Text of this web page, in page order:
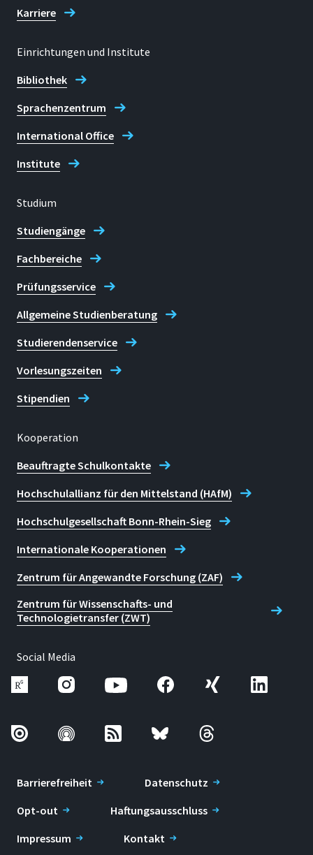
Karriere
Einrichtungen und Institute
Bibliothek
Sprachenzentrum
International Office
Institute
Studium
Studiengänge
Fachbereiche
Prüfungsservice
Allgemeine Studienberatung
Studierendenservice
Vorlesungszeiten
Stipendien
Kooperation
Beauftragte Schulkontakte
Hochschulallianz für den Mittelstand (HAfM)
Hochschulgesellschaft Bonn-Rhein-Sieg
Internationale Kooperationen
Zentrum für Angewandte Forschung (ZAF)
Zentrum für Wissenschafts- und
Technologietransfer (ZWT)
Social Media
Barrierefreiheit
Datenschutz
Opt-out
Haftungsausschluss
Impressum
Kontakt